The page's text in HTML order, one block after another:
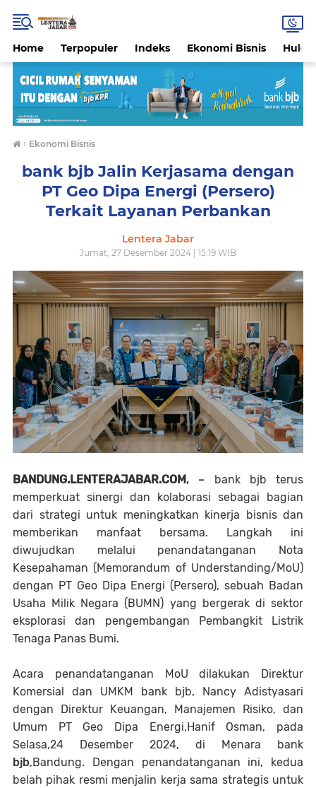
Home Terpopuler Indeks Ekonomi Bisnis
› Ekonomi Bisnis
bank bjb Jalin Kerjasama dengan
PT Geo Dipa Energi (Persero)
Terkait Layanan Perbankan
Lentera Jabar
Jumat, 27 Desember 2024 | 15:19 WIB
BANDUNG.LENTERAJABAR.COM, – bank bjb terus
memperkuat sinergi dan kolaborasi sebagai bagian
dari strategi untuk meningkatkan kinerja bisnis dan
memberikan manfaat bersama. Langkah ini
diwujudkan melalui penandatanganan Nota
Kesepahaman (Memorandum of Understanding/MoU)
dengan PT Geo Dipa Energi (Persero), sebuah Badan
Usaha Milik Negara (BUMN) yang bergerak di sektor
eksplorasi dan pengembangan Pembangkit Listrik
Tenaga Panas Bumi.
Acara penandatanganan MoU dilakukan Direktur
Komersial dan UMKM bank bjb, Nancy Adistyasari
dengan Direktur Keuangan, Manajemen Risiko, dan
Umum PT Geo Dipa Energi,Hanif Osman, pada
Selasa,24 Desember 2024, di Menara bank
bjb,Bandung. Dengan penandatanganan ini, kedua
belah pihak resmi menjalin kerja sama strategis untuk